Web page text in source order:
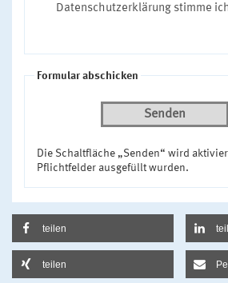
Datenschutzerklärung stimme
Formular abschicken
Senden
Die Schaltfläche „Senden“ wird
Pflichtfelder ausgefüllt wurden.
teilen
teilen